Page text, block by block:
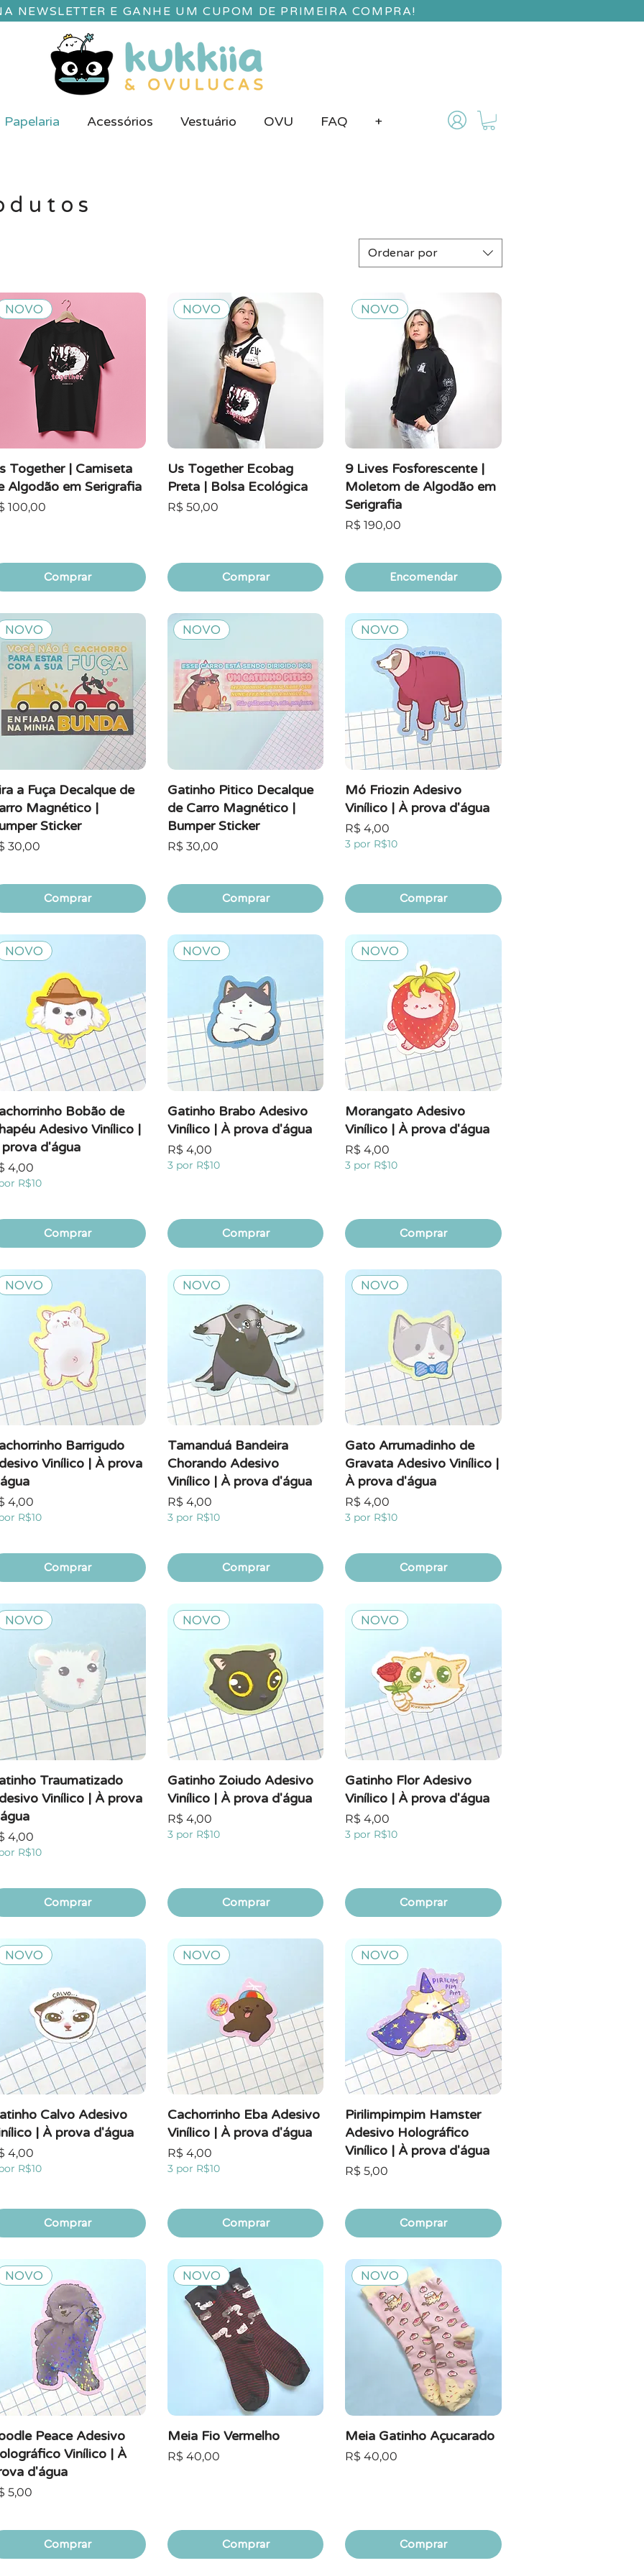
NEWSLETTER E GANHE UM CUPOM DE PRIMEIRA COMPRA!
Papelaria Acessórios Vestuário OVU FAQ +
Ordenar por
NOVO
Together | Camiseta
Algodão em Serigrafia
100,00
Comprar
NOVO
Us Together Ecobag
Preta | Bolsa Ecológica
Preço
R$ 50,00
Comprar
NOVO
9 Lives Fosforescente |
Moletom de Algodão em
Serigrafia
Preço
R$ 190,00
Encomendar
NOVO
a Fuça Decalque de
Magnético |
Sticker
30,00
Comprar
NOVO
Gatinho Pitico Decalque
de Carro Magnético |
Bumper Sticker
Preço
R$ 30,00
Comprar
NOVO
Mó Friozin Adesivo
Vinílico | À prova d'água
Preço
R$ 4,00
3 por R$10
Comprar
NOVO
Bobão de
Adesivo Vinílico |
d'água
4,00
R$10
Comprar
NOVO
Gatinho Brabo Adesivo
Vinílico | À prova d'água
Preço
R$ 4,00
3 por R$10
Comprar
NOVO
Morangato Adesivo
Vinílico | À prova d'água
Preço
R$ 4,00
3 por R$10
Comprar
NOVO
Barrigudo
Vinílico | À prova
4,00
R$10
Comprar
NOVO
Tamanduá Bandeira
Chorando Adesivo
Vinílico | À prova d'água
Preço
R$ 4,00
3 por R$10
Comprar
NOVO
Gato Arrumadinho de
Gravata Adesivo Vinílico |
À prova d'água
Preço
R$ 4,00
3 por R$10
Comprar
NOVO
Traumatizado
Vinílico | À prova
4,00
R$10
Comprar
NOVO
Gatinho Zoiudo Adesivo
Vinílico | À prova d'água
Preço
R$ 4,00
3 por R$10
Comprar
NOVO
Gatinho Flor Adesivo
Vinílico | À prova d'água
Preço
R$ 4,00
3 por R$10
Comprar
NOVO
Calvo Adesivo
| À prova d'água
4,00
R$10
Comprar
NOVO
Cachorrinho Eba Adesivo
Vinílico | À prova d'água
Preço
R$ 4,00
3 por R$10
Comprar
NOVO
Pirilimpimpim Hamster
Adesivo Holográfico
Vinílico | À prova d'água
Preço
R$ 5,00
Comprar
NOVO
Peace Adesivo
Vinílico | À
d'água
5,00
Comprar
NOVO
Meia Fio Vermelho
Preço
R$ 40,00
Comprar
NOVO
Meia Gatinho Açucarado
Preço
R$ 40,00
Comprar